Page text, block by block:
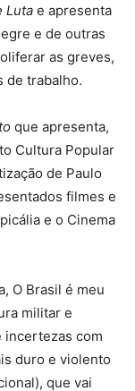
Luta e apresenta
e de outras
as greves,
de trabalho.
que apresenta,
Cultura Popular
de Paulo
filmes e
e o Cinema
O Brasil é meu
militar e
incertezas com
duro e violento
que vai